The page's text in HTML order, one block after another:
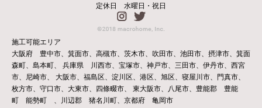
定休日 水曜日・祝日
施工可能エリア
大阪府 豊中市、箕面市、高槻市、茨木市、吹田市、池田市、摂津市、箕面
森町、島本町、
兵庫県 川西市、宝塚市、神戸市、三田市、伊丹市、西宮
市、尼崎市、
大阪市、福島区、淀川区、港区、旭区、寝屋川市、門真市、
枚方市、守口市、大東市、四條畷市、
東大阪市、八尾市、豊能郡 豊能
町 能勢町 、川辺郡 猪名川町、京都府 亀岡市